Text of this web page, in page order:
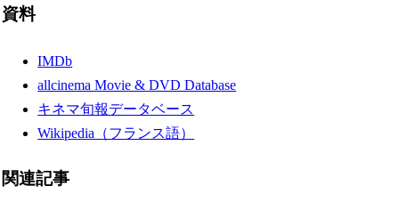
資料
IMDb
allcinema Movie & DVD Database
キネマ旬報データベース
Wikipedia（フランス語）
関連記事